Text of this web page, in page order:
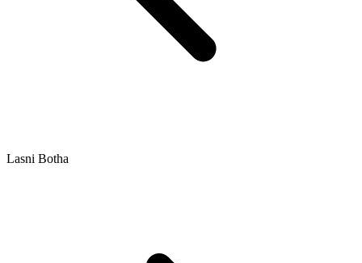
Lasni Botha